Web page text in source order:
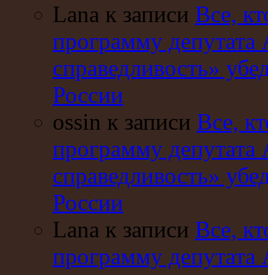
Lana к записи Все,
программу
справедливость»
России
ossin к записи Все,
программу
справедливость»
России
Lana к записи Все,
программу